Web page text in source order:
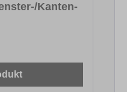
Kanten-